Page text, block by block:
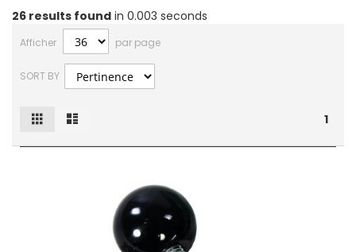
26 results found in 0.003 seconds
Afficher par page
SORT BY
1
Afficher
en
Grille